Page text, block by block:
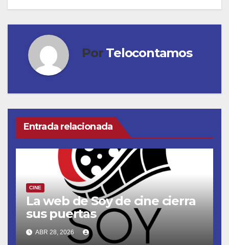
Por Telocontamos
Entrada relacionada
CINE
La web de Soy de cine cierra
sus puertas
ABR 28, 2026